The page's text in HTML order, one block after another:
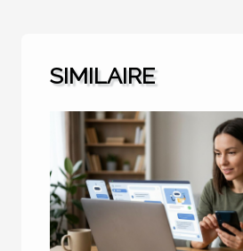
SIMILAIRE